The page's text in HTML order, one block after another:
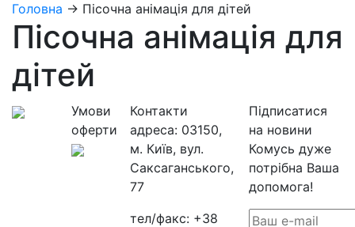
Головна → Пісочна анімація для дітей
Пісочна анімація для
дітей
Умови
оферти
Контакти
адреса: 03150,
м. Київ, вул.
Саксаганського,
77
тел/факс: +38
Підписатися
на новини
Комусь дуже
потрібна Ваша
допомога!